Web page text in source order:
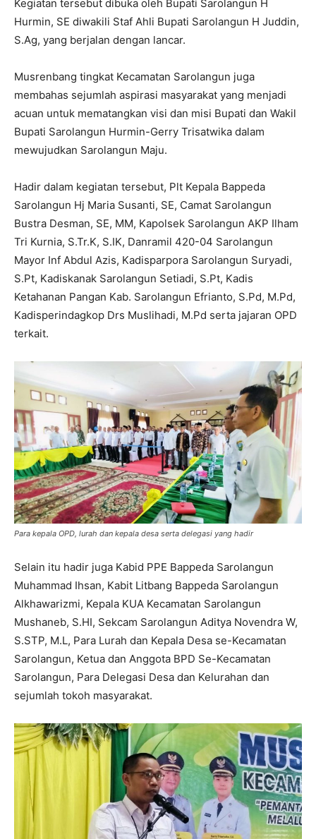
Kegiatan tersebut dibuka oleh Bupati Sarolangun H
Hurmin, SE diwakili Staf Ahli Bupati Sarolangun H Juddin,
S.Ag, yang berjalan dengan lancar.
Musrenbang tingkat Kecamatan Sarolangun juga
membahas sejumlah aspirasi masyarakat yang menjadi
acuan untuk mematangkan visi dan misi Bupati dan Wakil
Bupati Sarolangun Hurmin-Gerry Trisatwika dalam
mewujudkan Sarolangun Maju.
Hadir dalam kegiatan tersebut, Plt Kepala Bappeda
Sarolangun Hj Maria Susanti, SE, Camat Sarolangun
Bustra Desman, SE, MM, Kapolsek Sarolangun AKP Ilham
Tri Kurnia, S.Tr.K, S.IK, Danramil 420-04 Sarolangun
Mayor Inf Abdul Azis, Kadisparpora Sarolangun Suryadi,
S.Pt, Kadiskanak Sarolangun Setiadi, S.Pt, Kadis
Ketahanan Pangan Kab. Sarolangun Efrianto, S.Pd, M.Pd,
Kadisperindagkop Drs Muslihadi, M.Pd serta jajaran OPD
terkait.
Para kepala OPD, lurah dan kepala desa serta delegasi yang hadir
Selain itu hadir juga Kabid PPE Bappeda Sarolangun
Muhammad Ihsan, Kabit Litbang Bappeda Sarolangun
Alkhawarizmi, Kepala KUA Kecamatan Sarolangun
Mushaneb, S.HI, Sekcam Sarolangun Aditya Novendra W,
S.STP, M.L, Para Lurah dan Kepala Desa se-Kecamatan
Sarolangun, Ketua dan Anggota BPD Se-Kecamatan
Sarolangun, Para Delegasi Desa dan Kelurahan dan
sejumlah tokoh masyarakat.